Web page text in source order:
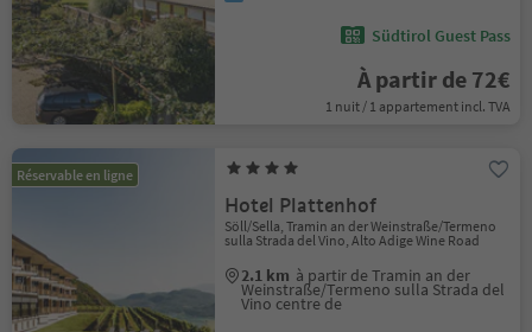
Südtirol Guest Pass
À partir de 72€
1 nuit / 1 appartement incl. TVA
Réservable en ligne
Hotel Plattenhof
Söll/Sella, Tramin an der Weinstraße/Termeno
sulla Strada del Vino, Alto Adige Wine Road
2.1 km à partir de Tramin an der
Weinstraße/Termeno sulla Strada del
Vino centre de